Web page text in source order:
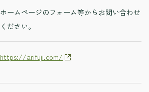
ホームページのフォーム等からお問い合わせ
ください。
https://arifuji.com/